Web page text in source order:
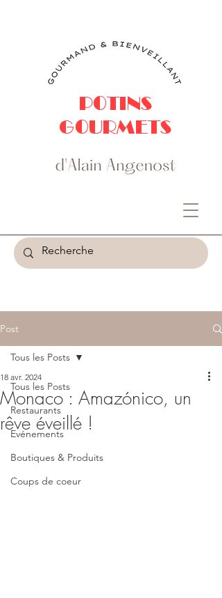
POTINS
GOURMETS
Post
Tous les Posts
Restaurants
Evénements
Boutiques & Produits
Coups de coeur
Tous les Posts
Monaco : Amazónico, un
rêve éveillé !
18 avr. 2024